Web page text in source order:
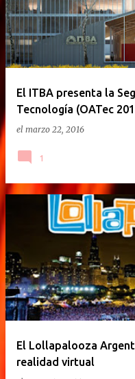
El ITBA presenta la
Tecnología (OATec
el marzo 22, 2016
1
El Lollapalooza
realidad virtual